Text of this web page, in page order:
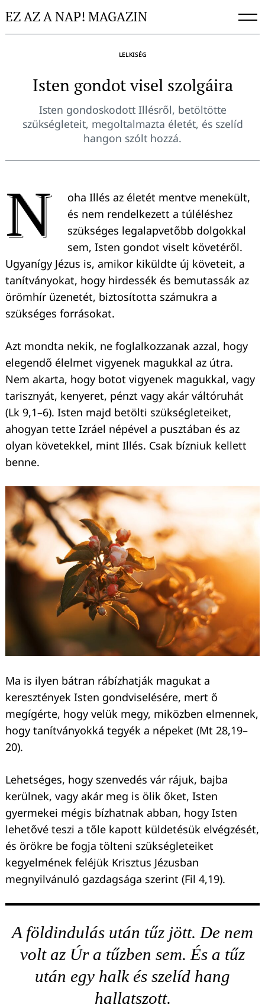
toEZ AZ A NAP! MAGAZIN
LELKISÉG
Isten gondot visel szolgáira
Isten gondoskodott Illésről, betöltötte
szükségleteit, megoltalmazta életét, és szelíd
hangon szólt hozzá.
N
oha Illés az életét mentve menekült,
és nem rendelkezett a túléléshez
szükséges legalapvetőbb dolgokkal
sem, Isten gondot viselt követéről.
Ugyanígy Jézus is, amikor kiküldte új követeit, a
tanítványokat, hogy hirdessék és bemutassák az
örömhír üzenetét, biztosította számukra a
szükséges forrásokat.
Azt mondta nekik, ne foglalkozzanak azzal, hogy
elegendő élelmet vigyenek magukkal az útra.
Nem akarta, hogy botot vigyenek magukkal, vagy
tarisznyát, kenyeret, pénzt vagy akár váltóruhát
(Lk 9,1–6). Isten majd betölti szükségleteiket,
ahogyan tette Izráel népével a pusztában és az
olyan követekkel, mint Illés. Csak bízniuk kellett
benne.
Ma is ilyen bátran rábízhatják magukat a
keresztények Isten gondviselésére, mert ő
megígérte, hogy velük megy, miközben elmennek,
hogy tanítványokká tegyék a népeket (Mt 28,19–
20).
Lehetséges, hogy szenvedés vár rájuk, bajba
kerülnek, vagy akár meg is ölik őket, Isten
gyermekei mégis bízhatnak abban, hogy Isten
lehetővé teszi a tőle kapott küldetésük elvégzését,
és örökre be fogja tölteni szükségleteiket
kegyelmének feléjük Krisztus Jézusban
megnyilvánuló gazdagsága szerint (Fil 4,19).
A földindulás után tűz jött. De nem
volt az Úr a tűzben sem. És a tűz
után egy halk és szelíd hang
hallatszott.
Keresés: